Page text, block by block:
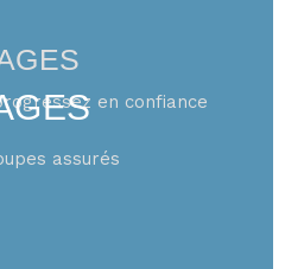
en confiance
assurés